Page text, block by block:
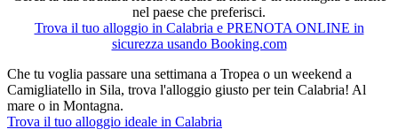
Trova il tuo alloggio in Calabria e PRENOTA ONLINE in
sicurezza usando Booking.com
Che tu voglia passare una settimana a Tropea o un weekend a
Camigliatello in Sila, trova l'alloggio giusto per tein Calabria! Al
mare o in Montagna.
Trova il tuo alloggio ideale in Calabria